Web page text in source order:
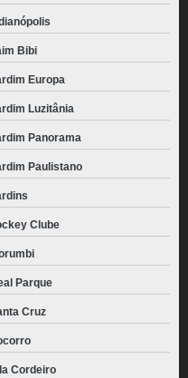
Bibi
Europa
Luzitânia
Panorama
Paulistano
Clube
Parque
Cruz
Cordeiro